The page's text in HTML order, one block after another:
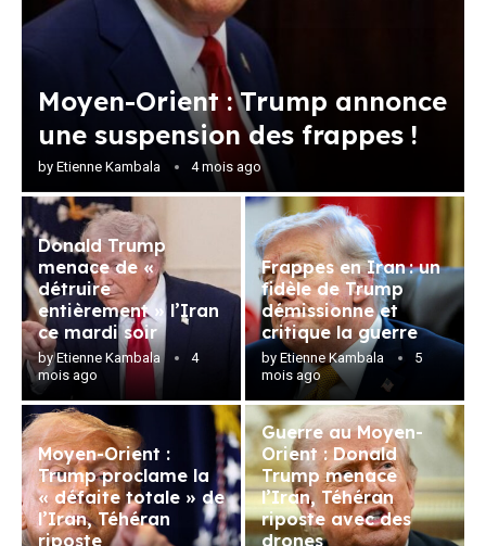
Moyen-Orient : Trump annonce
une suspension des frappes !
by Etienne Kambala 4 mois ago
Donald Trump
menace de «
détruire
entièrement » l’Iran
ce mardi soir
byEtienne Kambala
4
mois ago
Frappes en Iran : un
fidèle de Trump
démissionne et
critique la guerre
by Etienne Kambala
5
mois ago
Moyen-Orient :
Trump proclame la
« défaite totale » de
l’Iran, Téhéran
riposte
Guerre au Moyen-
Orient : Donald
Trump menace
l’Iran, Téhéran
riposte avec des
drones